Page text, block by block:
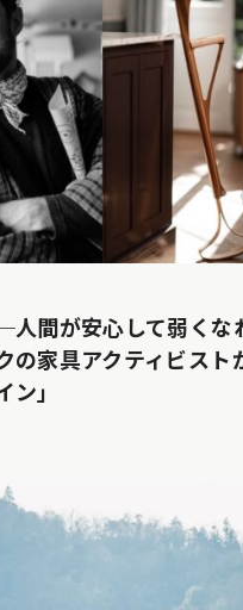
間が安心して弱くな
の家具アクティビスト
ン」